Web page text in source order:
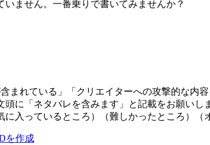
いません。一番乗りで書いてみませんか？
まれている」「クリエイターへの攻撃的な内容
に「ネタバレを含みます」と記載をお願いし
入っているところ）（難しかったところ）（
を作成